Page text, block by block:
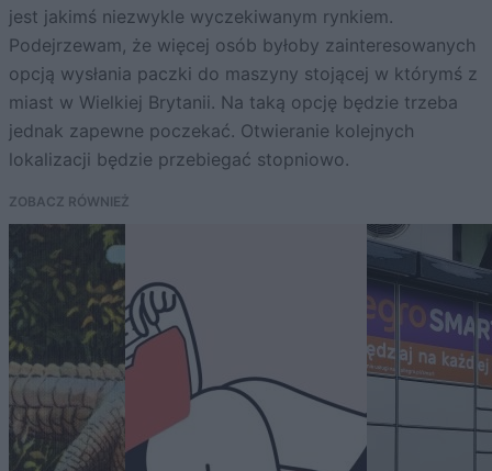
jest jakimś niezwykle wyczekiwanym rynkiem.
Podejrzewam, że więcej osób byłoby zainteresowanych
opcją wysłania paczki do maszyny stojącej w którymś z
miast w Wielkiej Brytanii. Na taką opcję będzie trzeba
jednak zapewne poczekać. Otwieranie kolejnych
lokalizacji będzie przebiegać stopniowo.
ZOBACZ RÓWNIEŻ